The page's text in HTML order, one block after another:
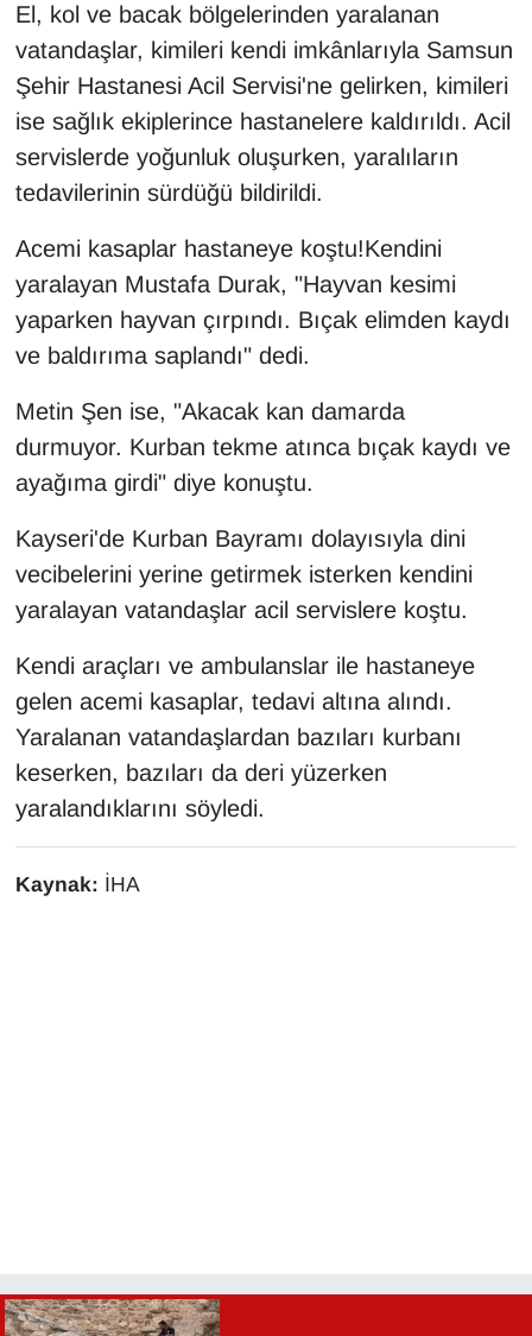
El, kol ve bacak bölgelerinden yaralanan
vatandaşlar, kimileri kendi imkânlarıyla Samsun
Şehir Hastanesi Acil Servisi'ne gelirken, kimileri
ise sağlık ekiplerince hastanelere kaldırıldı. Acil
servislerde yoğunluk oluşurken, yaralıların
tedavilerinin sürdüğü bildirildi.
Acemi kasaplar hastaneye koştu!Kendini
yaralayan Mustafa Durak, "Hayvan kesimi
yaparken hayvan çırpındı. Bıçak elimden kaydı
ve baldırıma saplandı" dedi.
Metin Şen ise, "Akacak kan damarda
durmuyor. Kurban tekme atınca bıçak kaydı ve
ayağıma girdi" diye konuştu.
Kayseri'de Kurban Bayramı dolayısıyla dini
vecibelerini yerine getirmek isterken kendini
yaralayan vatandaşlar acil servislere koştu.
Kendi araçları ve ambulanslar ile hastaneye
gelen acemi kasaplar, tedavi altına alındı.
Yaralanan vatandaşlardan bazıları kurbanı
keserken, bazıları da deri yüzerken
yaralandıklarını söyledi.
Kaynak: İHA
HABERDE İNSAN
İngilizce
Kadın
Kim Kimdir?
Kültür & Sanat
KURDÎ
MAGAZİN
ONE EKONOMİ
Resmi İlanlar
RÖPORTAJ
SAĞLIK
Seri İlan
VAN'DA SPOR